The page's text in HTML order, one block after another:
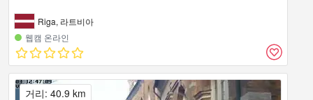
Riga, 라트비아
웹캠 온라인
거리: 40.9 km